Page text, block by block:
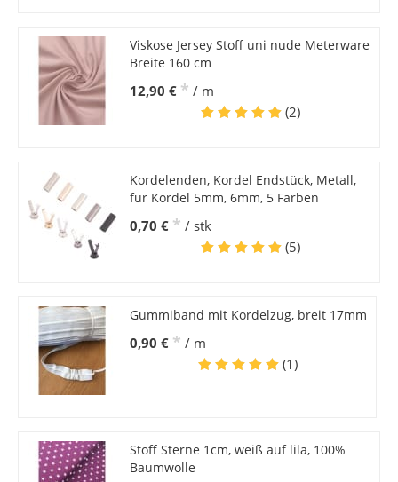
Viskose Jersey Stoff uni nude Meterware
Breite 160 cm
12,90 € * / m
(2)
Kordelenden, Kordel Endstück, Metall,
für Kordel 5mm, 6mm, 5 Farben
0,70 € * / stk
(5)
Gummiband mit Kordelzug, breit 17mm
0,90 € * / m
(1)
Stoff Sterne 1cm, weiß auf lila, 100%
Baumwolle